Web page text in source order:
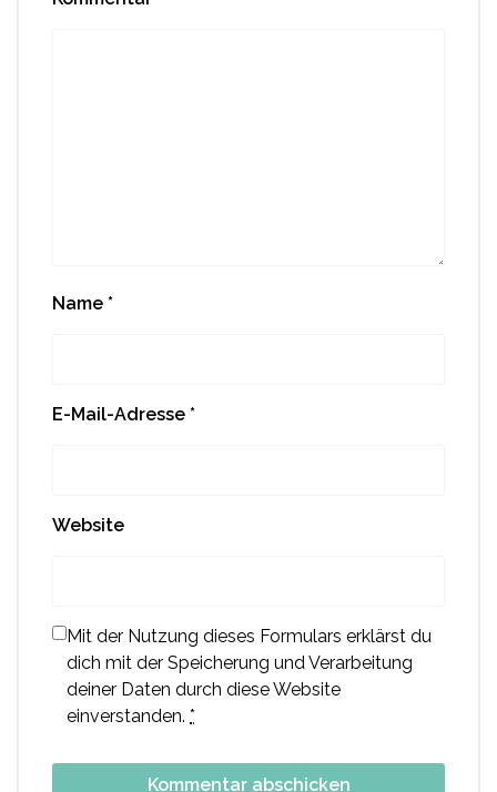
Name *
E-Mail-Adresse *
Website
Mit der Nutzung dieses Formulars erklärst du
dich mit der Speicherung und Verarbeitung
deiner Daten durch diese Website
einverstanden. *